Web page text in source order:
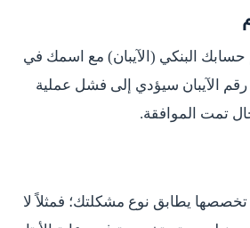
البنكي (الآيبان) مع اسمك في
رقم الآيبان سيؤدي إلى فشل عملية
حال تمت الموافقة.
يطابق نوع مشكلتك؛ فمثلاً لا